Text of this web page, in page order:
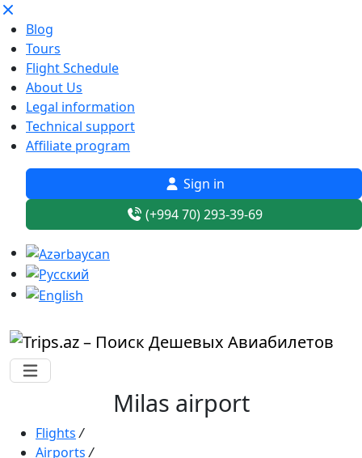
Blog
Tours
Flight Schedule
About Us
Legal information
Technical support
Affiliate program
Sign in
(+994 70) 293-39-69
Milas airport
Flights /
Airports /